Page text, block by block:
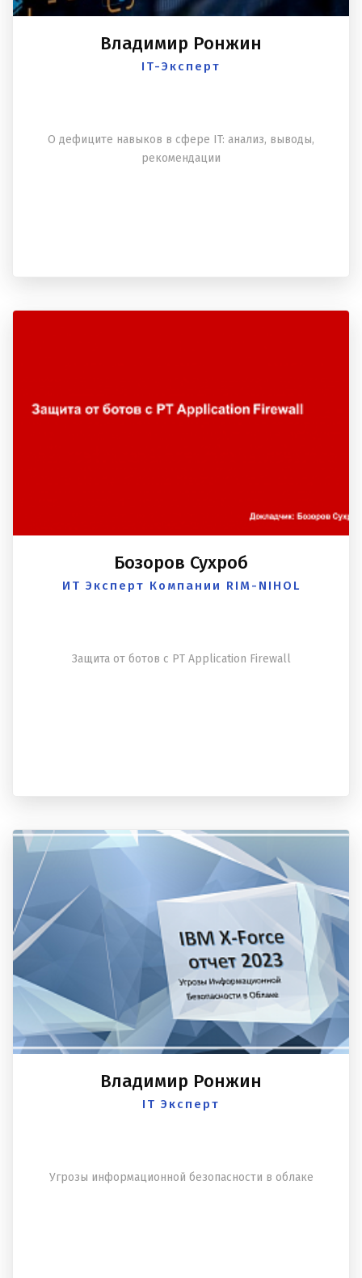
Владимир Ронжин
IT-Эксперт
О дефиците навыков в сфере IT: анализ, выводы,
рекомендации
Бозоров Сухроб
ИТ Эксперт Компании RIM-NIHOL
Защита от ботов с PT Application Firewall
Владимир Ронжин
IT Эксперт
Угрозы информационной безопасности в облаке